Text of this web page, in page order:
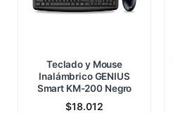
Teclado y Mouse
Inalámbrico GENIUS
Smart KM-200 Negro
$18.012